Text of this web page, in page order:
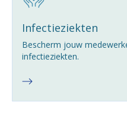
Infectieziekten
Bescherm jouw
infectieziekten.